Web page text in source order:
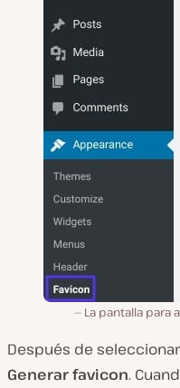
La pantalla para
Después de
Generar favicon.